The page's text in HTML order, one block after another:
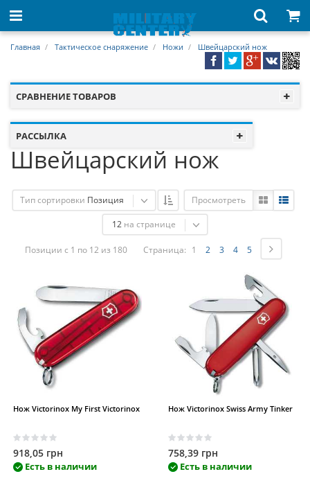
Главная Тактическое снаряжение Ножи Швейцарский нож
СРАВНЕНИЕ ТОВАРОВ
РАССЫЛКА
Швейцарский нож
Тип сортировки Позиция Просмотреть
12 на странице
Позиции с 1 по 12 из 180 Страница: 1 2 3 4 5
Нож Victorinox My First Victorinox
918,05 грн
Есть в наличии
Нож Victorinox Swiss Army Tinker
758,39 грн
Есть в наличии